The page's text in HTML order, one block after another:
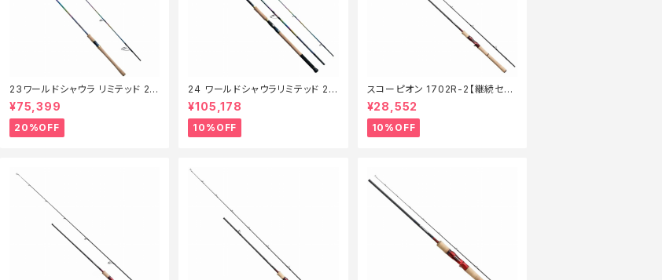
23ワールドシャウラ リミテッド 27
03R‐2【特価竿】【20】
¥75,399
20%OFF
24 ワールドシャウラリミテッド 21
053R-3【継続セール_ロッド】【1
0】
¥105,178
10%OFF
スコーピオン 1702R-2【継続セー
ル_ロッド】【10】
¥28,552
10%OFF